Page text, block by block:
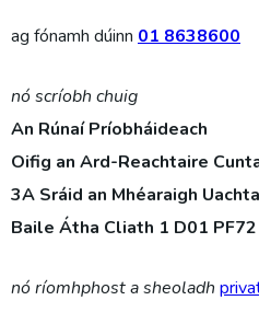
ag fónamh dúinn 01 8638600
nó scríobh chuig
An Rúnaí Príobháideach
Oifig an Ard-Reachtaire
3A Sráid an Mhéaraigh
Baile Átha Cliath 1 D01 PF72
nó ríomhphost a sheoladh